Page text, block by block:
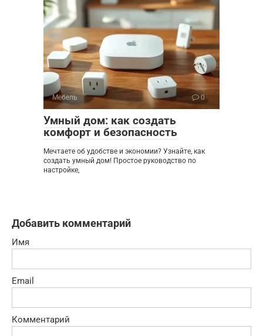
Мебель 0
Умный дом: как создать
комфорт и безопасность
Мечтаете об удобстве и экономии? Узнайте, как
создать умный дом! Простое руководство по
настройке,
Добавить комментарий
Имя
Email
Комментарий